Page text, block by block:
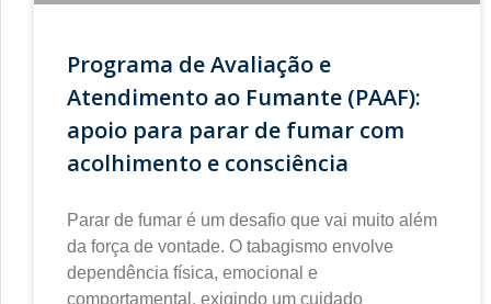
Programa de Avaliação e
Atendimento ao Fumante (PAAF):
apoio para parar de fumar com
acolhimento e consciência
Parar de fumar é um desafio que vai muito além
da força de vontade. O tabagismo envolve
dependência física, emocional e
comportamental, exigindo um cuidado